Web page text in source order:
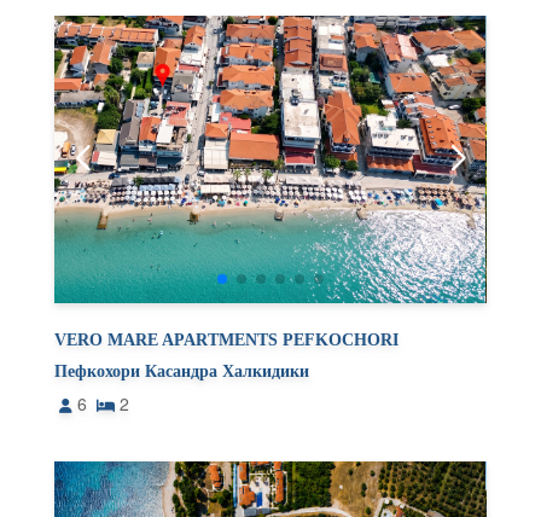
VERO MARE APARTMENTS PEFKOCHORI
Пефкохори Касандра Халкидики
6 2